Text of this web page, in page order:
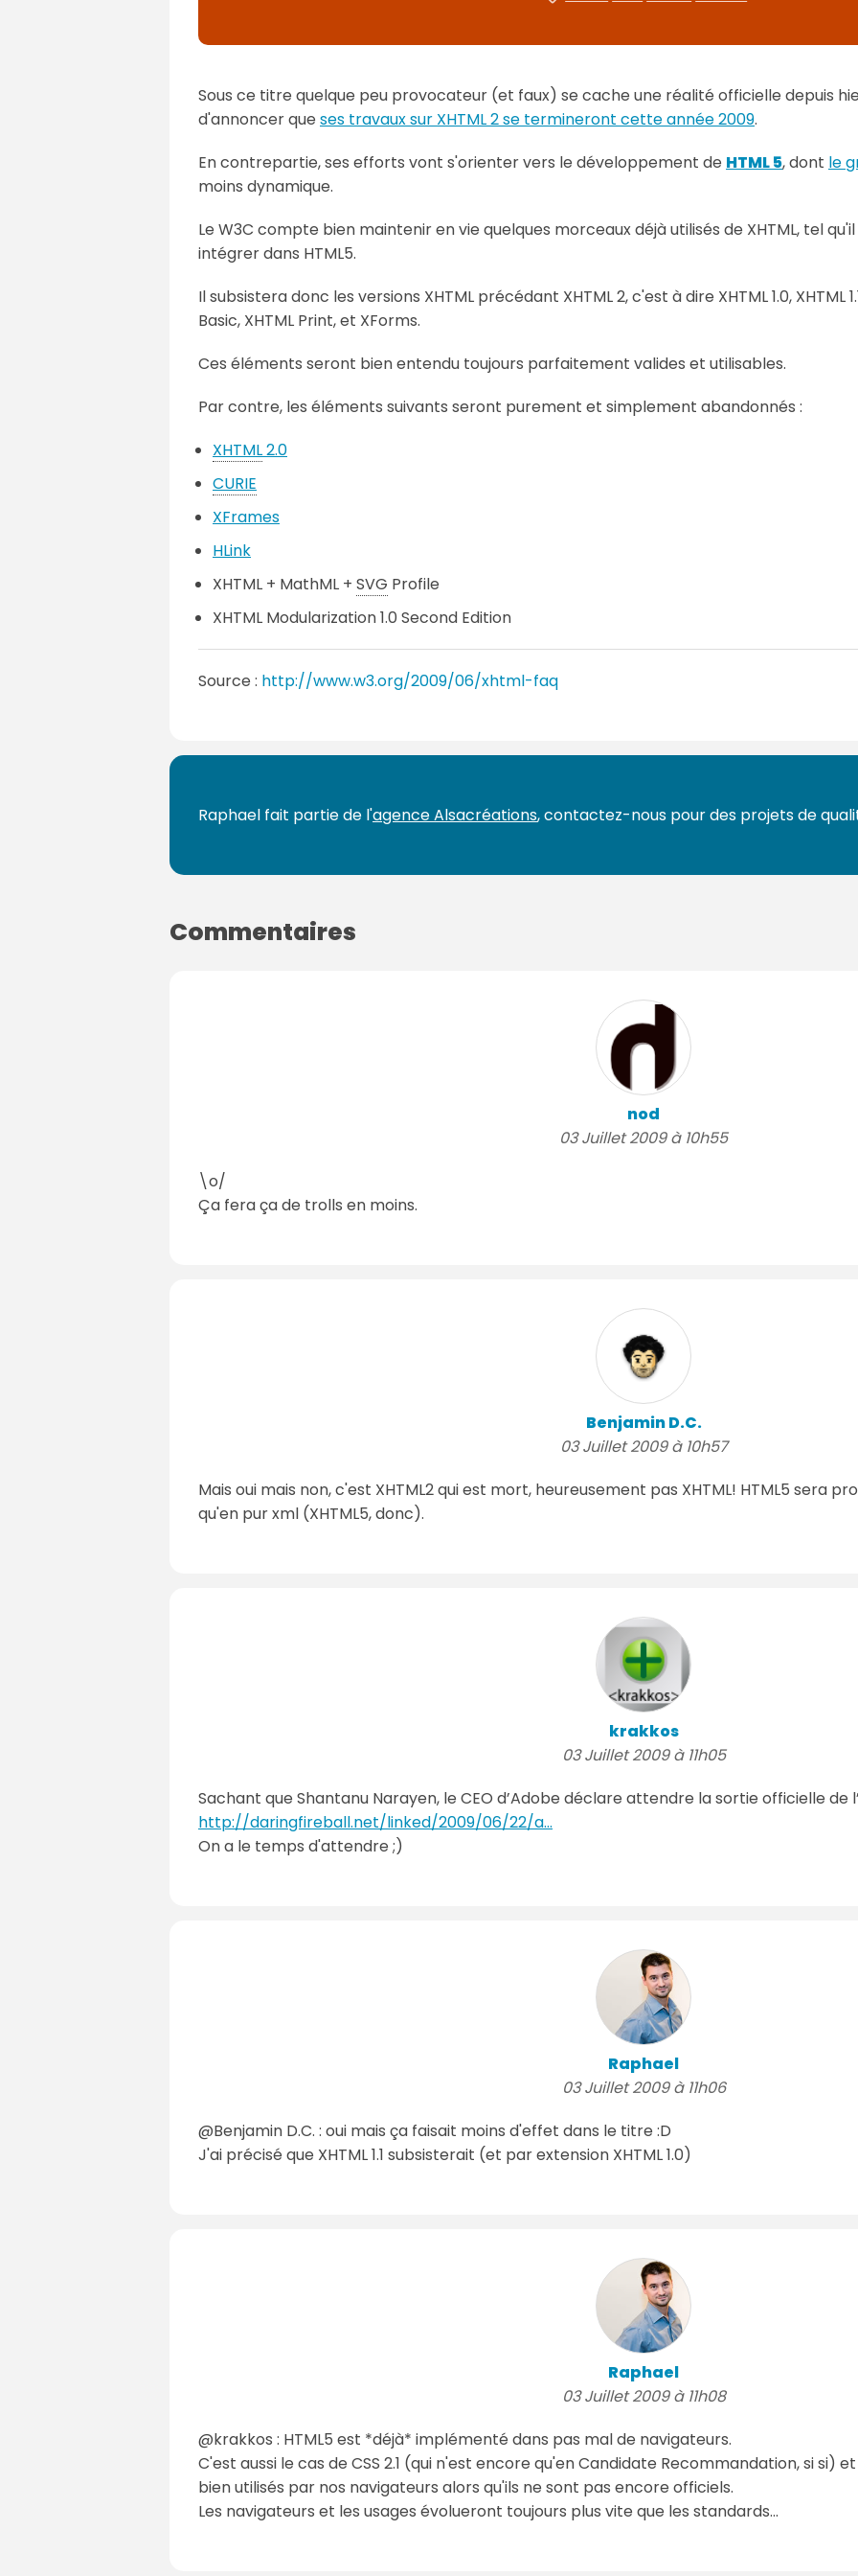
Sous ce titre quelque peu provocateur (et faux) se cache une réalité officielle depuis
d'annoncer que ses travaux sur XHTML 2 se termineront cette année 2009.
En contrepartie, ses efforts vont s'orienter vers le développement de HTML 5, dont le
moins dynamique.
Le W3C compte bien maintenir en vie quelques morceaux déjà utilisés de XHTML, tel
intégrer dans HTML5.
Il subsistera donc les versions XHTML précédant XHTML 2, c'est à dire XHTML 1.0, XHTML
Basic, XHTML Print, et XForms.
Ces éléments seront bien entendu toujours parfaitement valides et utilisables.
Par contre, les éléments suivants seront purement et simplement abandonnés :
XHTML2.0
CURIE
XFrames
HLink
XHTML + MathML + SVG Profile
XHTML Modularization 1.0 Second Edition
Source : http://www.w3.org/2009/06/xhtml-faq
Raphael fait partie de l'agence Alsacréations, contactez-nous pour des projets de
Commentaires
nod
03 Juillet 2009 à 10h55
\o/
Ça fera ça de trolls en moins.
Benjamin D.C.
03 Juillet 2009 à 10h57
Mais oui mais non, c'est XHTML2 qui est mort, heureusement pas XHTML! HTML5 sera
qu'en pur xml (XHTML5, donc).
krakkos
03 Juillet 2009 à 11h05
Sachant que Shantanu Narayen, le CEO d’Adobe déclare attendre la sortie officielle de
http://daringfireball.net/linked/2009/06/22/a...
On a le temps d'attendre ;)
Raphael
03 Juillet 2009 à 11h06
@Benjamin D.C. : oui mais ça faisait moins d'effet dans le titre :D
J'ai précisé que XHTML 1.1 subsisterait (et par extension XHTML 1.0)
Raphael
03 Juillet 2009 à 11h08
@krakkos : HTML5 est *déjà* implémenté dans pas mal de navigateurs.
C'est aussi le cas de CSS 2.1 (qui n'est encore qu'en Candidate Recommandation, si si)
bien utilisés par nos navigateurs alors qu'ils ne sont pas encore officiels.
Les navigateurs et les usages évolueront toujours plus vite que les standards...